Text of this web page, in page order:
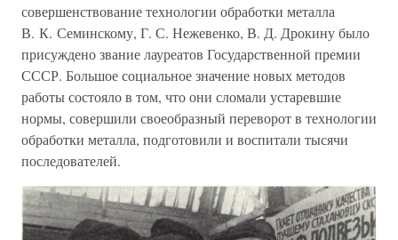
совершенствование технологии обработки металла
В. К. Семинскому, Г. С. Нежевенко, В. Д. Дрокину было
присуждено звание лауреатов Государственной премии
СССР. Большое социальное значение новых методов
работы состояло в том, что они сломали устаревшие
нормы, совершили своеобразный переворот в технологии
обработки металла, подготовили и воспитали тысячи
последователей.